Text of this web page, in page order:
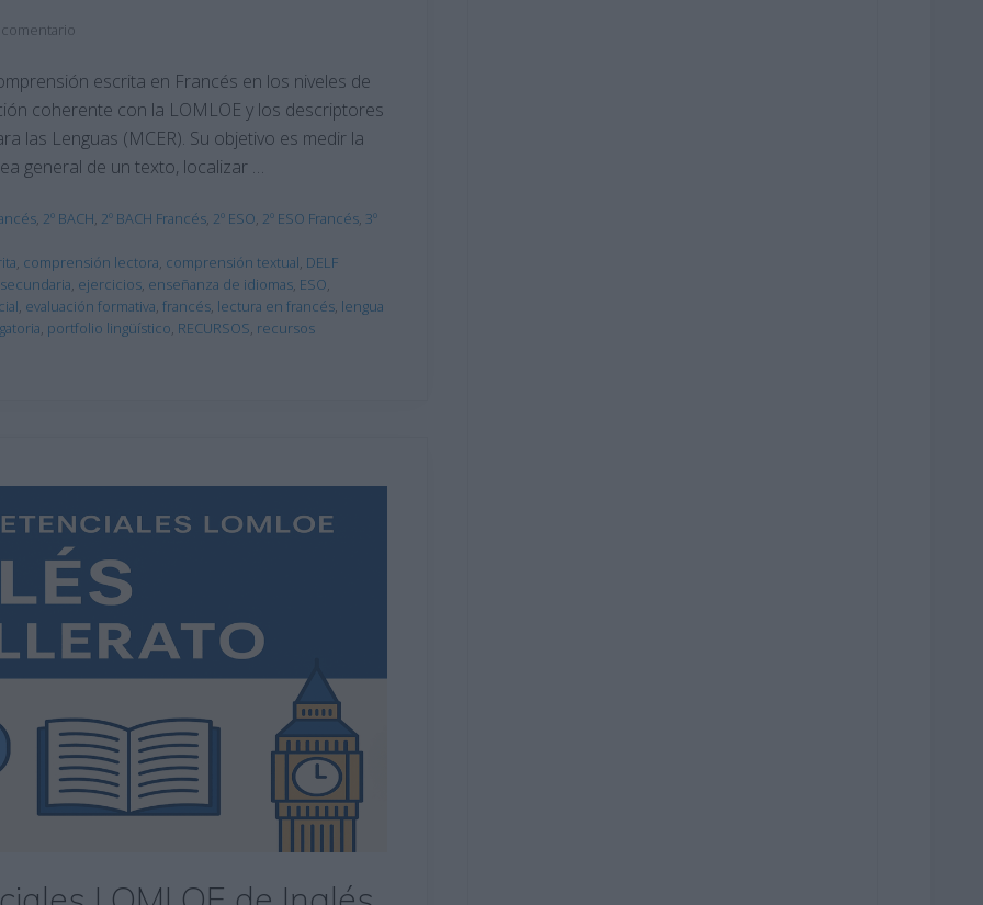
escrita en Francés en los niveles de
coherente con la LOMLOE y los descriptores
las Lenguas (MCER). Su objetivo es medir la
general de un texto, localizar …
, 2º BACH, 2º BACH Francés, 2º ESO, 2º ESO Francés, 3º
, comprensión lectora, comprensión textual, DELF
, ejercicios, enseñanza de idiomas, ESO,
, evaluación formativa, francés, lectura en francés, lengua
, portfolio lingüístico, RECURSOS, recursos